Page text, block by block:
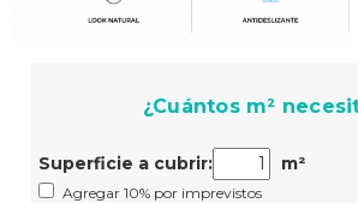
existencias:
¿Cuántos m²
Superficie a cubrir: m²
Agregar 10% por imprevistos